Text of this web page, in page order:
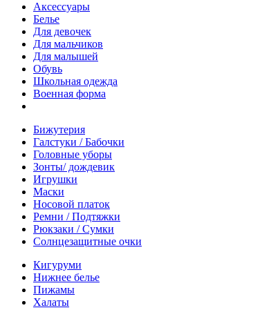
Аксессуары
Белье
Для девочек
Для мальчиков
Для малышей
Обувь
Школьная одежда
Военная форма
Бижутерия
Галстуки / Бабочки
Головные уборы
Зонты/ дождевик
Игрушки
Маски
Носовой платок
Ремни / Подтяжки
Рюкзаки / Сумки
Солнцезащитные очки
Кигуруми
Нижнее белье
Пижамы
Халаты